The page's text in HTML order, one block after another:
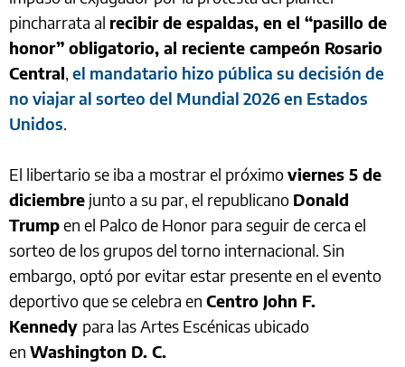
pincharrata al recibir de espaldas, en el “pasillo de
honor” obligatorio, al reciente campeón Rosario
Central, el mandatario hizo pública su decisión de
no viajar al sorteo del Mundial 2026 en Estados
Unidos.
El libertario se iba a mostrar el próximoviernes 5 de
diciembre junto a su par, el republicano Donald
Trumpen el Palco de Honor para seguir de cerca el
sorteo de los grupos del torno internacional. Sin
embargo, optó por evitar estar presente en el evento
deportivo que se celebra en Centro John F.
Kennedy para las Artes Escénicas ubicado
en Washington D. C.